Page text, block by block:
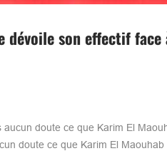
dévoile son effectif face
doute ce que Karim El
doute ce que Karim El